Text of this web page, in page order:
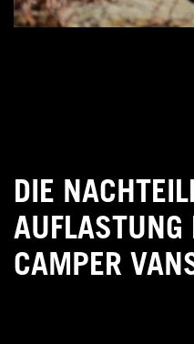
DIE
AUFLASTUNG
CAMPER